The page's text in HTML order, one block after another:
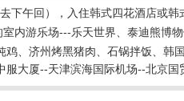
下午回），入住韩式四花酒店或
室内游乐场---乐天世界、泰迪熊博
鸡、济州烤黑猪肉、石锅拌饭、韩
服大厦--天津滨海国际机场--北京国